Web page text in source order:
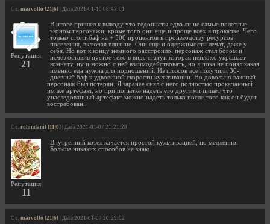
От: marvollo [21|6] | Дата 2021-01-10 08:47:01
Репутация
21
В итоге пришел к выводу что гедонисты едва ли не самые полезные
эконом персонажи, кроме того они еще и проще всех в прокачке. Чего
только стоит баф на + 500 процентов к производству ресурсов
поселения, включая влияние. Они еще и одержимости лечат, даже у
себя. Но вот к концу немного расстроило: персонаж стал богом и
исчез оставив пустое тело в виде статуи которая неплохо украшает
комнату, ну и можно с ней взаимодействовать, но я пока не понял какая
именно еда нужна для подношений. Из плюсов все получили 30-
дневный баф к удвоенной скорости культивации. Но довольно важный
персонаж был потерян. Я заранее снял с него полностью прокачанный
им же артефакт, но при попытке надеть его другими пишет что
унаследованный артефакт можно надеть только после того как он будет
востребован.
От: rohindanil [11|0] | Дата 2021-01-07 21:21:28
Репутация
11
Внутренний котел качается простой культивацией, но медленно.
Больше никаких способов не знаю.
От: marvollo [21|6] | Дата 2021-01-07 20:29:02